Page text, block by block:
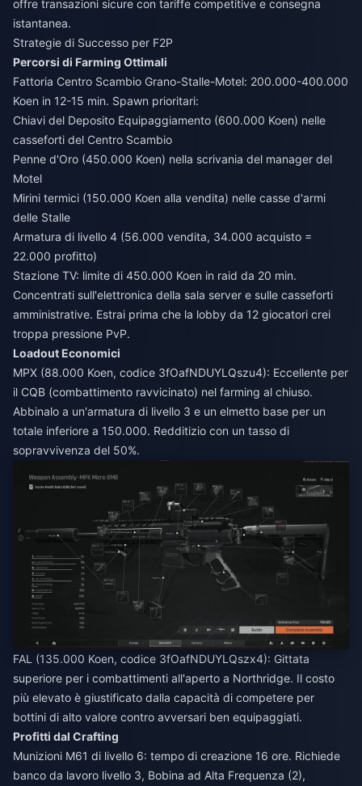
offre transazioni sicure con tariffe competitive e consegna
istantanea.
Strategie di Successo per F2P
Percorsi di Farming Ottimali
Fattoria Centro Scambio Grano-Stalle-Motel: 200.000-400.000
Koen in 12-15 min. Spawn prioritari:
Chiavi del Deposito Equipaggiamento (600.000 Koen) nelle
casseforti del Centro Scambio
Penne d'Oro (450.000 Koen) nella scrivania del manager del
Motel
Mirini termici (150.000 Koen alla vendita) nelle casse d'armi
delle Stalle
Armatura di livello 4 (56.000 vendita, 34.000 acquisto =
22.000 profitto)
Stazione TV: limite di 450.000 Koen in raid da 20 min.
Concentrati sull'elettronica della sala server e sulle casseforti
amministrative. Estrai prima che la lobby da 12 giocatori crei
troppa pressione PvP.
Loadout Economici
MPX (88.000 Koen, codice 3fOafNDUYLQszu4): Eccellente per
il CQB (combattimento ravvicinato) nel farming al chiuso.
Abbinalo a un'armatura di livello 3 e un elmetto base per un
totale inferiore a 150.000. Redditizio con un tasso di
sopravvivenza del 50%.
FAL (135.000 Koen, codice 3fOafNDUYLQszx4): Gittata
superiore per i combattimenti all'aperto a Northridge. Il costo
più elevato è giustificato dalla capacità di competere per
bottini di alto valore contro avversari ben equipaggiati.
Profitti dal Crafting
Munizioni M61 di livello 6: tempo di creazione 16 ore. Richiede
banco da lavoro livello 3, Bobina ad Alta Frequenza (2),